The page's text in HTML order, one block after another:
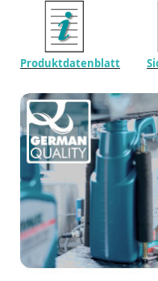
Produktdatenblatt